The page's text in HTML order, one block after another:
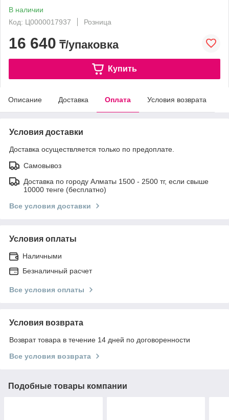
В наличии
Код: Ц0000017937
Розница
16 640 ₸/упаковка
Купить
Описание Доставка Оплата Условия возврата
Условия доставки
Доставка осуществляется только по предоплате.
Самовывоз
Доставка по городу Алматы 1500 - 2500 тг, если свыше
10000 тенге (бесплатно)
Все условия доставки
Условия оплаты
Наличными
Безналичный расчет
Все условия оплаты
Условия возврата
Возврат товара в течение 14 дней по договоренности
Все условия возврата
Подобные товары компании